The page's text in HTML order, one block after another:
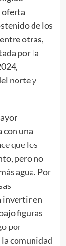
oferta
de los
otras,
por la
norte y
con una
que los
pero no
agua. Por
invertir en
figuras
por
comunidad